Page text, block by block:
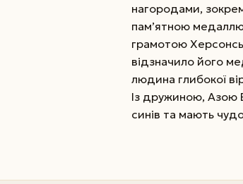
нагородами,
пам’ятною медаллю
грамотою
відзначило його
людина глибокої
Із дружиною, Азою
синів та мають